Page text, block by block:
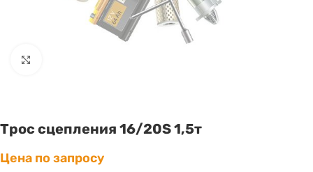
Трос сцепления 16/20S 1,5т
Цена по запросу